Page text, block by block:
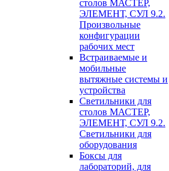
столов МАСТЕР,
ЭЛЕМЕНТ, СУЛ 9.2.
Произвольные
конфигурации
рабочих мест
Встраиваемые и
мобильные
вытяжные системы и
устройства
Светильники для
столов МАСТЕР,
ЭЛЕМЕНТ, СУЛ 9.2.
Светильники для
оборудования
Боксы для
лабораторий, для